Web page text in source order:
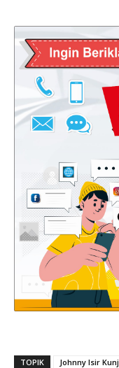
TOPIK Johnny Isir